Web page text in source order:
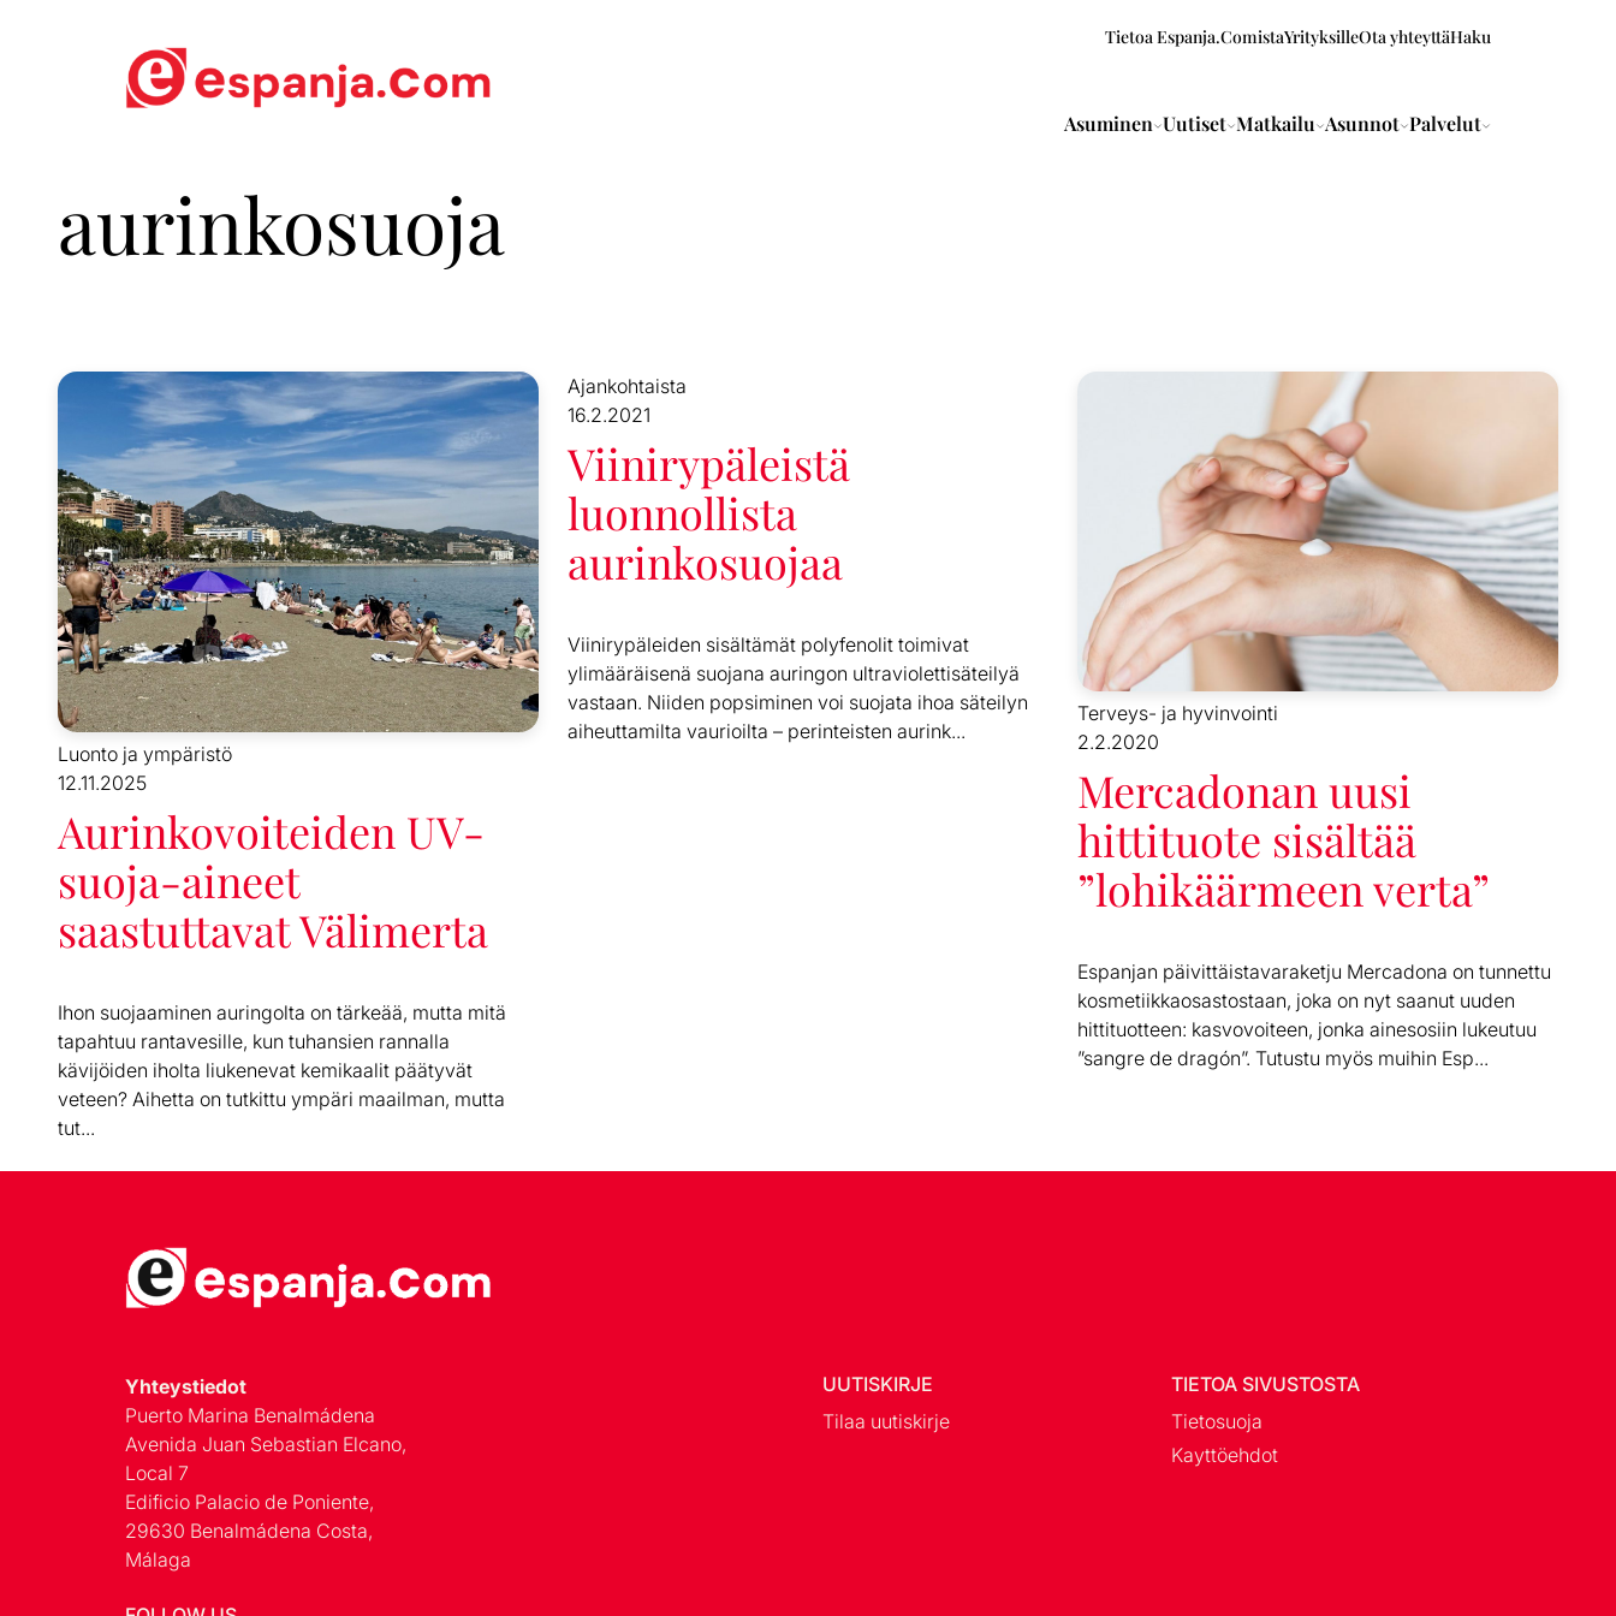
Tietoa Espanja.ComistaYrityksilleOta yhteyttäHaku
Asuminen Uutiset Matkailu Asunnot Palvelut
aurinkosuoja
Luonto ja ympäristö
12.11.2025
Aurinkovoiteiden UV-
suoja-aineet
saastuttavat Välimerta
Ihon suojaaminen auringolta on tärkeää, mutta mitä
tapahtuu rantavesille, kun tuhansien rannalla
kävijöiden iholta liukenevat kemikaalit päätyvät
veteen? Aihetta on tutkittu ympäri maailman, mutta
tut...
Ajankohtaista
16.2.2021
Viinirypäleistä
luonnollista
aurinkosuojaa
Viinirypäleiden sisältämät polyfenolit toimivat
ylimääräisenä suojana auringon ultraviolettisäteilyä
vastaan. Niiden popsiminen voi suojata ihoa säteilyn
aiheuttamilta vaurioilta – perinteisten aurink...
Terveys- ja hyvinvointi
2.2.2020
Mercadonan uusi
hittituote sisältää
”lohikäärmeen verta”
Espanjan päivittäistavaraketju Mercadona on tunnettu
kosmetiikkaosastostaan, joka on nyt saanut uuden
hittituotteen: kasvovoiteen, jonka ainesosiin lukeutuu
”sangre de dragón”. Tutustu myös muihin Esp...
Yhteystiedot
Puerto Marina Benalmádena
Avenida Juan Sebastian Elcano,
Local 7
Edificio Palacio de Poniente,
29630 Benalmádena Costa,
Málaga
UUTISKIRJE
Tilaa uutiskirje
TIETOA SIVUSTOSTA
Tietosuoja
Kayttöehdot